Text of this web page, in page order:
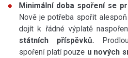
Minimální doba spoření se
Nově je potřeba spořit
dojít k řádné výplatě
státních příspěvků.
spoření platí pouze u nových